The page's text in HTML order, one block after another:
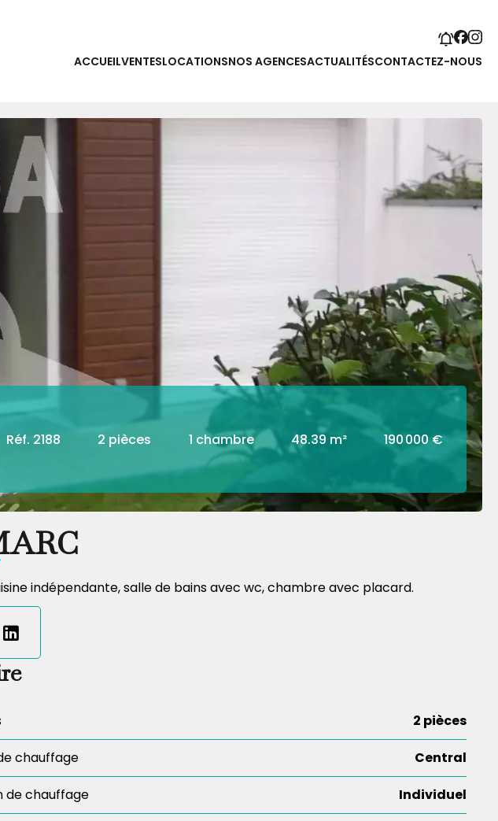
ACCUEILVENTESLOCATIONSNOS AGENCESACTUALITÉSCONTACTEZ-NOUS
Réf. 2188 2 pièces 1 chambre 48.39 m² 190 000 €
indépendante, salle de bains avec wc, chambre avec placard.
2 pièces
chauffage Central
de chauffage Individuel